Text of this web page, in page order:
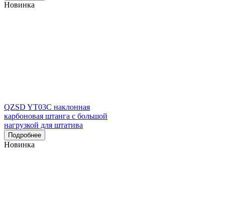
Новинка
QZSD YT03C наклонная
карбоновая штанга с большой
нагрузкой для штатива
Подробнее
Новинка